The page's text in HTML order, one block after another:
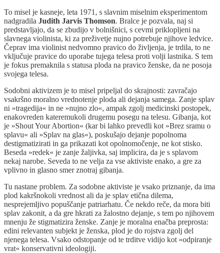
To misel je kasneje, leta 1971, s slavnim miselnim eksperimentom
nadgradila Judith Jarvis Thomson. Bralce je pozvala, naj si
predstavljajo, da se zbudijo v bolnišnici, s cevmi priklopljeni na
slavnega violinista, ki za preživetje nujno potrebuje njihove ledvice.
Čeprav ima violinist nedvomno pravico do življenja, je trdila, to ne
vključuje pravice do uporabe tujega telesa proti volji lastnika. S tem
je fokus premaknila s statusa ploda na pravico ženske, da ne posoja
svojega telesa.
Sodobni aktivizem je to misel pripeljal do skrajnosti: zavračajo
vsakršno moralno vrednotenje ploda ali dejanja samega. Zanje splav
ni »tragedija« in ne »nujno zlo«, ampak zgolj medicinski postopek,
enakovreden kateremukoli drugemu posegu na telesu. Gibanja, kot
je »Shout Your Abortion« (kar bi lahko prevedli kot »Brez sramu o
splavu« ali »Splav na glas«), poskušajo dejanje popolnoma
destigmatizirati in ga prikazati kot opolnomočenje, ne kot stisko.
Beseda »redek« je zanje žaljivka, saj implicira, da je s splavom
nekaj narobe. Seveda to ne velja za vse aktiviste enako, a gre za
vplivno in glasno smer znotraj gibanja.
Tu nastane problem. Za sodobne aktiviste je vsako priznanje, da ima
plod kakršnokoli vrednost ali da je splav etična dilema,
nesprejemljivo popuščanje patriarhatu. Če nekdo reče, da mora biti
splav zakonit, a da gre hkrati za žalostno dejanje, s tem po njihovem
mnenju že stigmatizira ženske. Zanje je moralna enačba preprosta:
edini relevanten subjekt je ženska, plod je do rojstva zgolj del
njenega telesa. Vsako odstopanje od te trditve vidijo kot »odpiranje
vrat« konservativni ideologiji.